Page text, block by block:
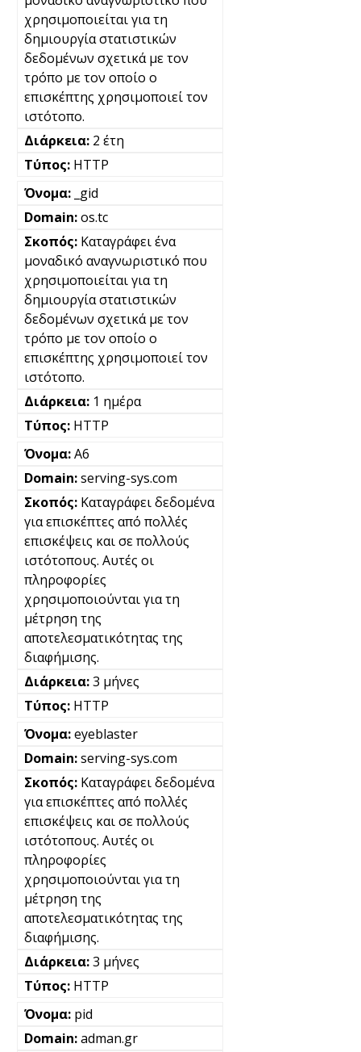
χρησιμοποιείται για τη
δημιουργία στατιστικών
δεδομένων σχετικά με τον
τρόπο με τον οποίο ο
επισκέπτης χρησιμοποιεί τον
ιστότοπο.
2 έτη
HTTP
_gid
os.tc
Καταγράφει ένα
μοναδικό αναγνωριστικό που
χρησιμοποιείται για τη
δημιουργία στατιστικών
δεδομένων σχετικά με τον
τρόπο με τον οποίο ο
επισκέπτης χρησιμοποιεί τον
ιστότοπο.
1 ημέρα
HTTP
A6
serving-sys.com
Καταγράφει δεδομένα
για επισκέπτες από πολλές
επισκέψεις και σε πολλούς
ιστότοπους. Αυτές οι
πληροφορίες
χρησιμοποιούνται για τη
μέτρηση της
αποτελεσματικότητας της
διαφήμισης.
3 μήνες
HTTP
eyeblaster
serving-sys.com
Καταγράφει δεδομένα
για επισκέπτες από πολλές
επισκέψεις και σε πολλούς
ιστότοπους. Αυτές οι
πληροφορίες
χρησιμοποιούνται για τη
μέτρηση της
αποτελεσματικότητας της
διαφήμισης.
3 μήνες
HTTP
pid
adman.gr